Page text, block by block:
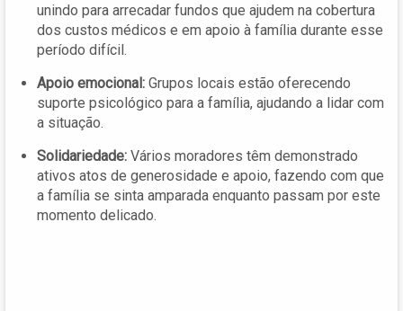
unindo para arrecadar fundos que ajudem na cobertura
dos custos médicos e em apoio à família durante esse
período difícil.
Apoio emocional: Grupos locais estão oferecendo
suporte psicológico para a família, ajudando a lidar com
a situação.
Solidariedade: Vários moradores têm demonstrado
ativos atos de generosidade e apoio, fazendo com que
a família se sinta amparada enquanto passam por este
momento delicado.